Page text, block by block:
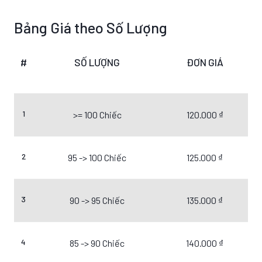
Bảng Giá theo Số Lượng
# SỐ LƯỢNG ĐƠN GIÁ
1 >= 100 Chiếc 120.000 ₫
2 95 -> 100 Chiếc 125.000 ₫
3 90 -> 95 Chiếc 135.000 ₫
4 85 -> 90 Chiếc 140.000 ₫